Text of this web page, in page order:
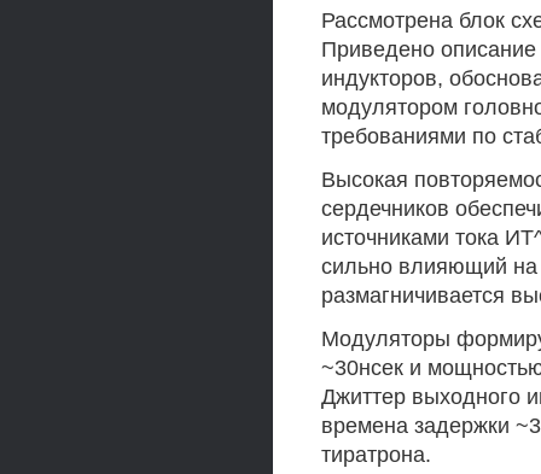
Рассмотрена блок
Приведено
индукторов,
модулятором
требованиями по
Высокая
сердечников
источниками тока
сильно влияющий на
размагничивается
Модуляторы
~30нсек и
Джиттер выходного
времена задержки
тиратрона.